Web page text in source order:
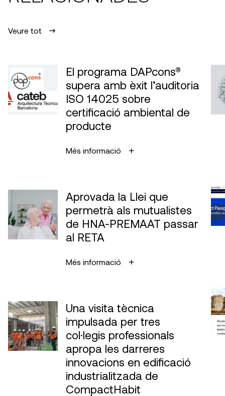
Veure tot
El programa DAPcons®
supera amb èxit l’auditoria
ISO 14025 sobre
certificació ambiental de
producte
Més informació
Aprovada la Llei que
permetrà als mutualistes
de HNA-PREMAAT passar
al RETA
Més informació
Una visita tècnica
impulsada per tres
col·legis professionals
apropa les darreres
innovacions en edificació
industrialitzada de
CompactHabit